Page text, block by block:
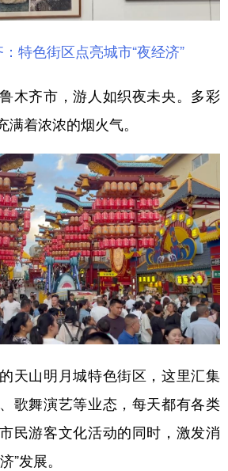
特色街区点亮城市“夜经济”
齐市，游人如织夜未央。多彩
着浓浓的烟火气。
山明月城特色街区，这里汇集
歌舞演艺等业态，每天都有各类
民游客文化活动的同时，激发消
”发展。